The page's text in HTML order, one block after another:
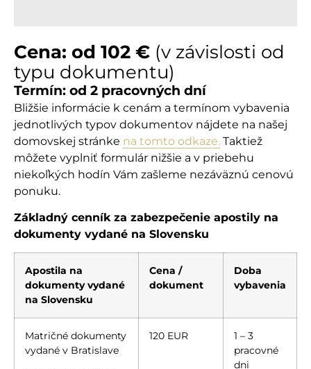
Cena: od 102 € (v závislosti od
typu dokumentu)
Termín: od 2 pracovných dní
Bližšie informácie k cenám a termínom vybavenia
jednotlivých typov dokumentov nájdete na našej
domovskej stránke na tomto odkaze. Taktiež
môžete vyplniť formulár nižšie a v priebehu
niekoľkých hodín Vám zašleme nezáväznú cenovú
ponuku.
Základný cenník za zabezpečenie apostily na
dokumenty vydané na Slovensku
Apostila na
dokumenty vydané
na Slovensku
Cena /
dokument
Doba
vybavenia
Matričné dokumenty
vydané v Bratislave
120 EUR
1 – 3
pracovné
dni